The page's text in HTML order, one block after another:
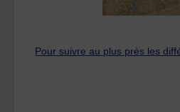
Pour suivre au plus près les